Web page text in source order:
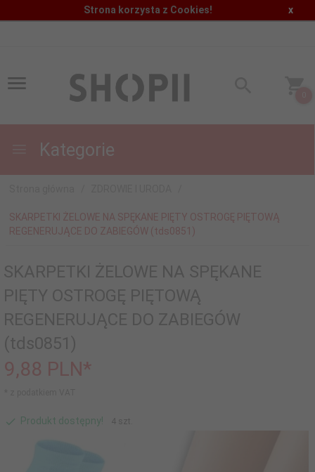
Strona korzysta z Cookies! x
Kategorie
SKARPETKI ŻELOWE NA SPĘKANE PIĘTY OSTROGĘ PIĘTOWĄ
REGENERUJĄCE DO ZABIEGÓW (tds0851)
SKARPETKI ŻELOWE NA SPĘKANE
PIĘTY OSTROGĘ PIĘTOWĄ
REGENERUJĄCE DO ZABIEGÓW
(tds0851)
9,88 PLN*
Produkt dostępny! 4 szt.